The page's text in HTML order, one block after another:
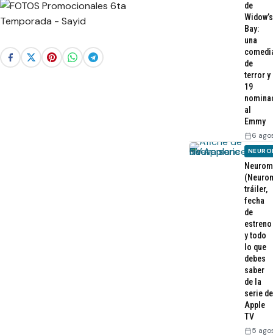
de
Widow’s
Bay:
una
de
terror y
19
al
Emmy
6
tráiler,
fecha
de
estreno
y todo
lo que
debes
saber
de la
serie de
Apple
TV
5